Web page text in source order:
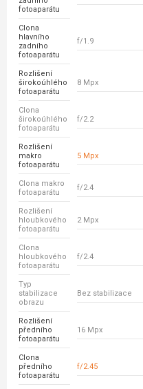
fotoaparátu
Clona
hlavního
zadního
fotoaparátu
f/1.9
Rozlišení
širokoúhlého
fotoaparátu
8 Mpx
Clona
širokoúhlého
fotoaparátu
f/2.2
Rozlišení
makro
fotoaparátu
5 Mpx
Clona makro
fotoaparátu
f/2.4
Rozlišení
hloubkového
fotoaparátu
2 Mpx
Clona
hloubkového
fotoaparátu
f/2.4
Typ
stabilizace
obrazu
Bez stabilizace
Rozlišení
předního
fotoaparátu
16 Mpx
Clona
předního
fotoaparátu
f/2.45